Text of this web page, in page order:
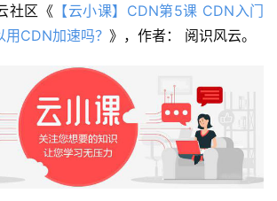
社区《 【云小课】CDN第5课 CDN入门
CDN加速吗？ 》，作者： 阅识风云。